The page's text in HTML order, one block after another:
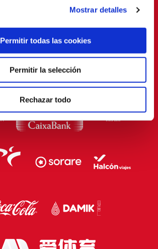
Mostrar detalles
Permitir todas las cookies
Permitir la selección
Rechazar todo